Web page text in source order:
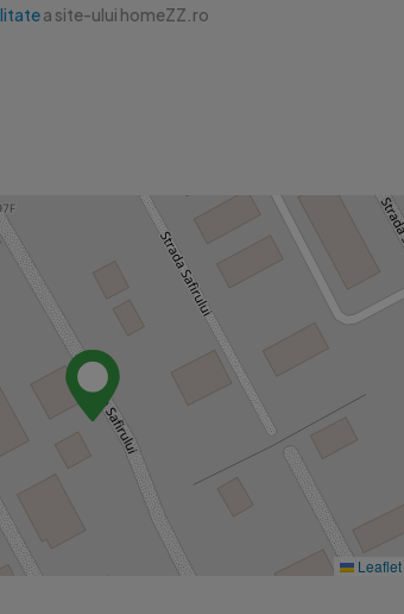
a site-ului homeZZ.ro
Leaflet